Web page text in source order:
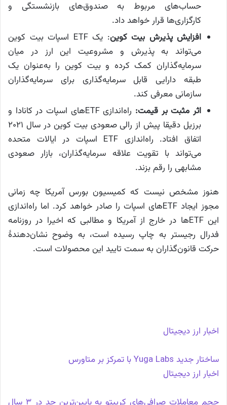
حساب‌های مربوط به صندوق‌های بازنشستگی و
کارگزاری‌ها قرار خواهد داد.
افزایش پذیرش بیت کوین
: یک ETF اسپات بیت کوین
می‌تواند به پذیرش و مشروعیت این ارز در میان
سرمایه‌گذاران کمک کرده و بیت کوین را به‌عنوان یک
طبقه دارایی قابل سرمایه‌گذاری برای سرمایه‌گذاران
سازمانی معرفی کند.
اثر مثبت بر قیمت:
راه‌اندازی ETFهای اسپات در کانادا و
برزیل دقیقا پیش از رالی صعودی بیت کوین در سال ۲۰۲۱
اتفاق افتاد. راه‌اندازی ETF اسپات در ایالات متحده
می‌تواند با تقویت علاقه سرمایه‌گذاران، بازار صعودی
مشابهی را رقم بزند.
هنوز مشخص نیست که کمیسیون بورس آمریکا چه زمانی
مجوز ایجاد ETFهای اسپات را صادر خواهد کرد. اما راه‌اندازی
این ETFها در خارج از آمریکا و مطالبی که اخیرا در روزنامه
فدرال رجیستر به چاپ رسیده است، به وضوح نشان‌دهندهٔ
حرکت قانون‌گذاران به سمت تایید این محصولات است.
اخبار ارز دیجیتال
ساختار جدید Yuga Labs با تمرکز بر متاورس
اخبار ارز دیجیتال